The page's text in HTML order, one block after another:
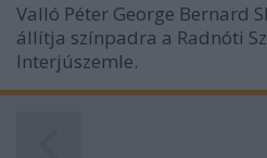
Valló Péter George Bernard
állítja színpadra a Radnóti
Interjúszemle.